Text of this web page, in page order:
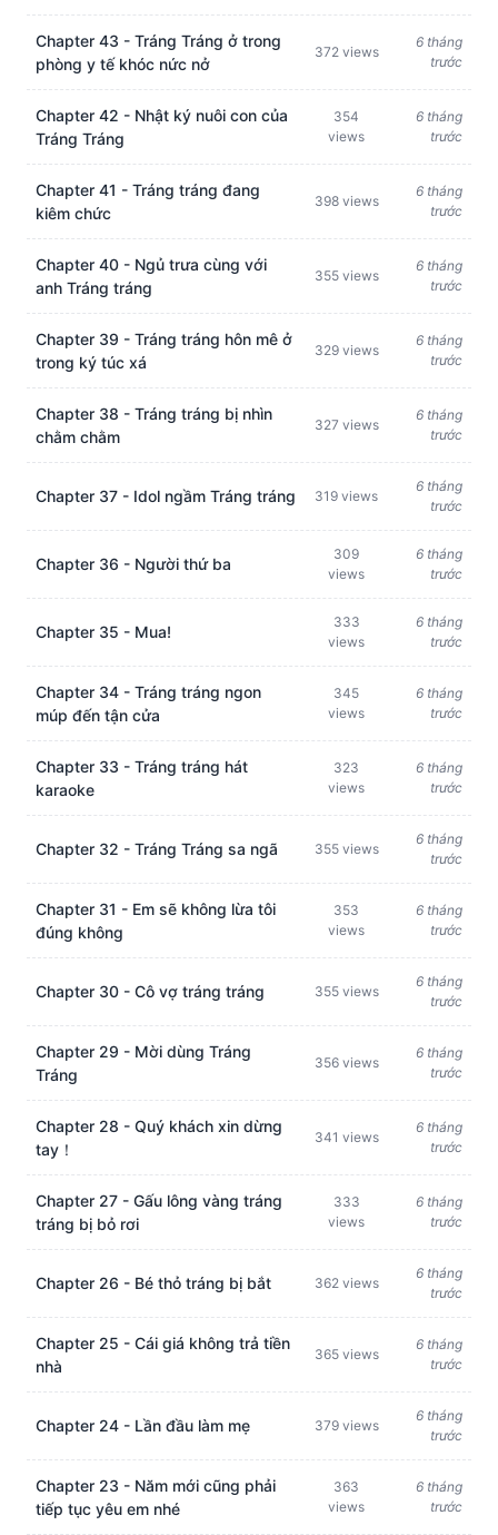
Chapter 43 - Tráng Tráng ở trong
phòng y tế khóc nức nở
372 views
6 tháng
trước
Chapter 42 - Nhật ký nuôi con của
Tráng Tráng
354
views
6 tháng
trước
Chapter 41 - Tráng tráng đang
kiêm chức
398 views
6 tháng
trước
Chapter 40 - Ngủ trưa cùng với
anh Tráng tráng
355 views
6 tháng
trước
Chapter 39 - Tráng tráng hôn mê ở
trong ký túc xá
329 views
6 tháng
trước
Chapter 38 - Tráng tráng bị nhìn
chằm chằm
327 views
6 tháng
trước
Chapter 37 - Idol ngầm Tráng tráng 319 views
6 tháng
trước
Chapter 36 - Người thứ ba
309
views
6 tháng
trước
Chapter 35 - Mua!
333
views
6 tháng
trước
Chapter 34 - Tráng tráng ngon
múp đến tận cửa
345
views
6 tháng
trước
Chapter 33 - Tráng tráng hát
karaoke
323
views
6 tháng
trước
Chapter 32 - Tráng Tráng sa ngã 355 views
6 tháng
trước
Chapter 31 - Em sẽ không lừa tôi
đúng không
353
views
6 tháng
trước
Chapter 30 - Cô vợ tráng tráng 355 views
6 tháng
trước
Chapter 29 - Mời dùng Tráng
Tráng
356 views
6 tháng
trước
Chapter 28 - Quý khách xin dừng
tay！
341 views
6 tháng
trước
Chapter 27 - Gấu lông vàng tráng
tráng bị bỏ rơi
333
views
6 tháng
trước
Chapter 26 - Bé thỏ tráng bị bắt 362 views
6 tháng
trước
Chapter 25 - Cái giá không trả tiền
nhà
365 views
6 tháng
trước
Chapter 24 - Lần đầu làm mẹ 379 views
6 tháng
trước
Chapter 23 - Năm mới cũng phải
tiếp tục yêu em nhé
363
views
6 tháng
trước